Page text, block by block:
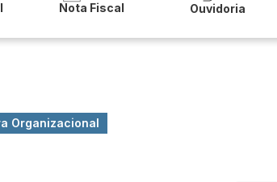
Nota Fiscal Ouvidoria
Organizacional